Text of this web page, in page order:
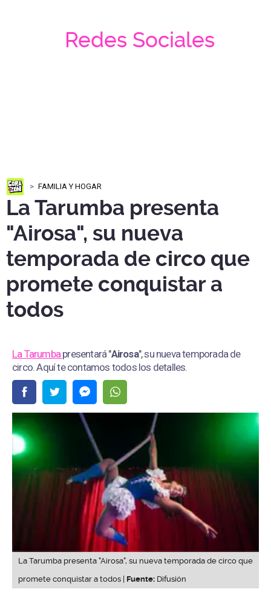
Redes Sociales
FAMILIA Y HOGAR
La Tarumba presenta
"Airosa", su nueva
temporada de circo que
promete conquistar a
todos
La Tarumbapresentará "Airosa", su nueva temporada de
circo. Aquí te contamos todos los detalles.
La Tarumba presenta "Airosa", su nueva temporada de circo que
promete conquistar a todos | Fuente: Difusión